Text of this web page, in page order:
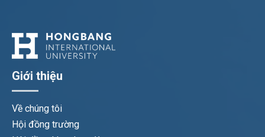
Giới thiệu
Về chúng tôi
Hội đồng trường